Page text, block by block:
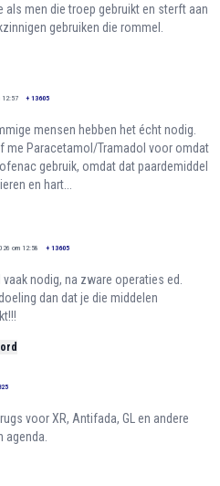
als men die troep gebruikt en sterft aan
gebruiken die rommel.
12:57 + 13605
mensen hebben het écht nodig.
me Paracetamol/Tramadol voor omdat
gebruik, omdat dat paardemiddel
en hart...
om 12:58 + 13605
nodig, na zware operaties ed.
dan dat je die middelen
voor XR, Antifada, GL en andere
agenda.